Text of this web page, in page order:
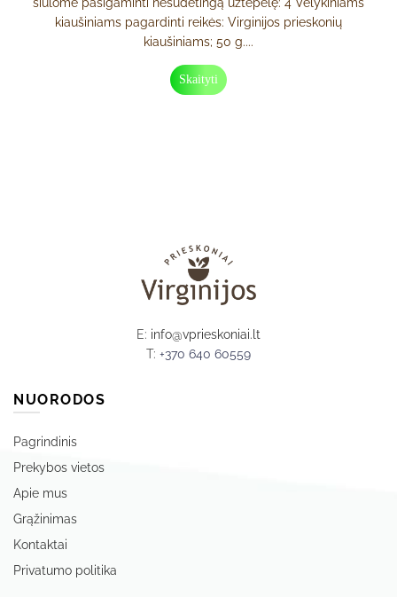
kiaušiniams pagardinti reikės: Virginijos prieskonių
kiaušiniams; 50 g....
Skaityti
E: info@vprieskoniai.lt
T: +370 640 60559
NUORODOS
Pagrindinis
Prekybos vietos
Apie mus
Grąžinimas
Kontaktai
Privatumo politika